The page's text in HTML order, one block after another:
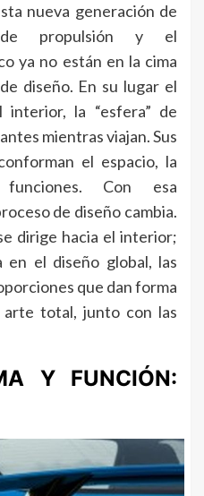
nueva generación de
propulsión y el
ya no están en la cima
diseño. En su lugar el
la “esfera” de
mientras viajan. Sus
el espacio, la
Con esa
de diseño cambia.
dirige hacia el interior;
en el diseño global, las
que dan forma
total, junto con las
Y FUNCIÓN: